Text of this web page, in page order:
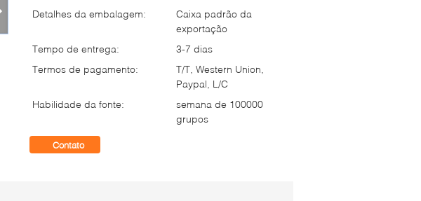
Detalhes da embalagem:
Caixa padrão da
exportação
Tempo de entrega:
3-7 dias
Termos de pagamento:
T/T, Western Union,
Paypal, L/C
Habilidade da fonte:
semana de 100000
grupos
Contato